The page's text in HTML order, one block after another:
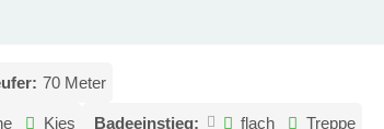
70 Meter
Kies Badeeinstieg: flach Treppe